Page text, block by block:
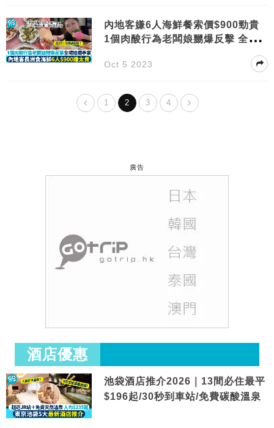
內地客嫌6人海鮮餐索價$900勁貴
1個肉酸行為老闆娘嬲爆反擊 全場
Oct 5 2023
1 2 3 4
廣告
酒店優惠
池袋酒店推介2026｜13間必住最平
$196起/30秒到車站/免費碳酸溫泉